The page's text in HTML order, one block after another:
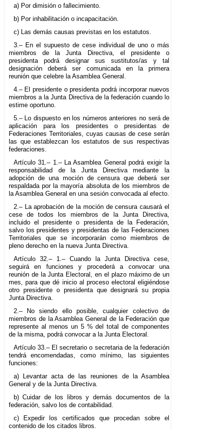
a) Por dimisión o fallecimiento.
b) Por inhabilitación o incapacitación.
c) Las demás causas previstas en los estatutos.
3.– En el supuesto de cese individual de uno o más
miembros de la Junta Directiva, el presidente o
presidenta podrá designar sus sustitutos/as y tal
designación deberá ser comunicada en la primera
reunión que celebre la Asamblea General.
4.– El presidente o presidenta podrá incorporar nuevos
miembros a la Junta Directiva de la federación cuando lo
estime oportuno.
5.– Lo dispuesto en los números anteriores no será de
aplicación para los presidentes o presidentas de
Federaciones Territoriales, cuyas causas de cese serán
las que establezcan los estatutos de sus respectivas
federaciones.
Artículo 31.– 1.– La Asamblea General podrá exigir la
responsabilidad de la Junta Directiva mediante la
adopción de una moción de censura que deberá ser
respaldada por la mayoría absoluta de los miembros de
la Asamblea General en una sesión convocada al efecto.
2.– La aprobación de la moción de censura causará el
cese de todos los miembros de la Junta Directiva,
incluido el presidente o presidenta de la Federación,
salvo los presidentes y presidentas de las Federaciones
Territoriales que se incorporarán como miembros de
pleno derecho en la nueva Junta Directiva.
Artículo 32.– 1.– Cuando la Junta Directiva cese,
seguirá en funciones y procederá a convocar una
reunión de la Junta Electoral, en el plazo máximo de un
mes, para que dé inicio al proceso electoral eligiéndose
otro presidente o presidenta que designará su propia
Junta Directiva.
2.– No siendo ello posible, cualquier colectivo de
miembros de la Asamblea General de la Federación que
represente al menos un 5 % del total de componentes
de la misma, podrá convocar a la Junta Electoral.
Artículo 33.– El secretario o secretaria de la federación
tendrá encomendadas, como mínimo, las siguientes
funciones:
a) Levantar acta de las reuniones de la Asamblea
General y de la Junta Directiva.
b) Cuidar de los libros y demás documentos de la
federación, salvo los de contabilidad.
c) Expedir los certificados que procedan sobre el
contenido de los citados libros.